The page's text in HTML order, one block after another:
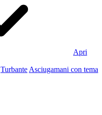
Apri
Turbante Asciugamani con tema